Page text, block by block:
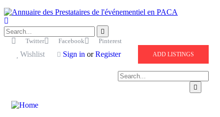
Twitter Facebook Pinterest
Wishlist Sign in or Register ADD LISTINGS